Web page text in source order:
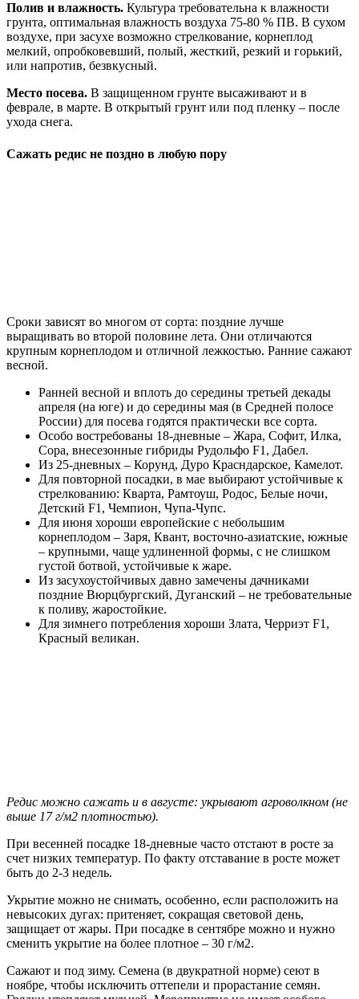
Полив и влажность. Культура требовательна к влажности
грунта, оптимальная влажность воздуха 75-80 % ПВ. В сухом
воздухе, при засухе возможно стрелкование, корнеплод
мелкий, опробковевший, полый, жесткий, резкий и горький,
или напротив, безвкусный.
Место посева. В защищенном грунте высаживают и в
феврале, в марте. В открытый грунт или под пленку – после
ухода снега.
Сажать редис не поздно в любую пору
Сроки зависят во многом от сорта: поздние лучше
выращивать во второй половине лета. Они отличаются
крупным корнеплодом и отличной лежкостью. Ранние сажают
весной.
Ранней весной и вплоть до середины третьей декады
апреля (на юге) и до середины мая (в Средней полосе
России) для посева годятся практически все сорта.
Особо востребованы 18-дневные – Жара, Софит, Илка,
Сора, внесезонные гибриды Рудольфо F1, Дабел.
Из 25-дневных – Корунд, Дуро Красндарское, Камелот.
Для повторной посадки, в мае выбирают устойчивые к
стрелкованию: Кварта, Рамтоуш, Родос, Белые ночи,
Детский F1, Чемпион, Чупа-Чупс.
Для июня хороши европейские с небольшим
корнеплодом – Заря, Квант, восточно-азиатские, южные
– крупными, чаще удлиненной формы, с не слишком
густой ботвой, устойчивые к жаре.
Из засухоустойчивых давно замечены дачниками
поздние Вюрцбургский, Дуганский – не требовательные
к поливу, жаростойкие.
Для зимнего потребления хороши Злата, Черриэт F1,
Красный великан.
Редис можно сажать и в августе: укрывают агроволкном (не
выше 17 г/м2 плотностью).
При весенней посадке 18-дневные часто отстают в росте за
счет низких температур. По факту отставание в росте может
быть до 2-3 недель.
Укрытие можно не снимать, особенно, если расположить на
невысоких дугах: притеняет, сокращая световой день,
защищает от жары. При посадке в сентябре можно и нужно
сменить укрытие на более плотное – 30 г/м2.
Сажают и под зиму. Семена (в двукратной норме) сеют в
ноябре, чтобы исключить оттепели и прорастание семян.